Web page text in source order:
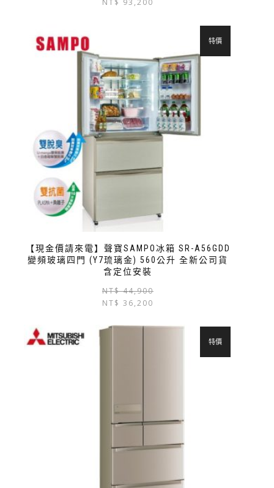
NT$ 93,200
【現金價請來電】聲寶SAMPO冰箱 SR-A56GDD
變頻玻璃四門 (Y7琉璃金) 560公升 全新公司貨
含定位安裝
特價
NT$44,900
NT$ 36,200
特價